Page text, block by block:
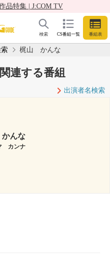
品特集 | J:COM TV
CS番組一覧 番組表
検索
梶山 かんな
連する番組
出演者名検索
んな
カンナ